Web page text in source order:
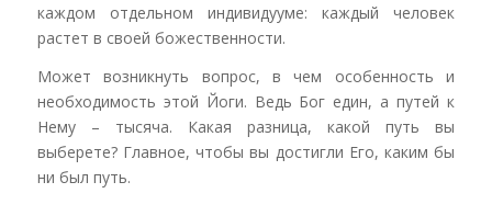
каждом отдельном индивидууме: каждый человек
растет в своей божественности.
Может возникнуть вопрос, в чем особенность и
необходимость этой Йоги. Ведь Бог един, а путей к
Нему – тысяча. Какая разница, какой путь вы
выберете? Главное, чтобы вы достигли Его, каким бы
ни был путь.